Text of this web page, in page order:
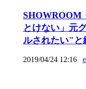
SHOWROOM
とけない」元
ルされたい"と
2019/04/24 12:16